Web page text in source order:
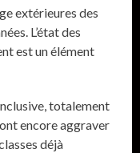
extérieures des
L’état des
est un élément
totalement
encore aggraver
déjà